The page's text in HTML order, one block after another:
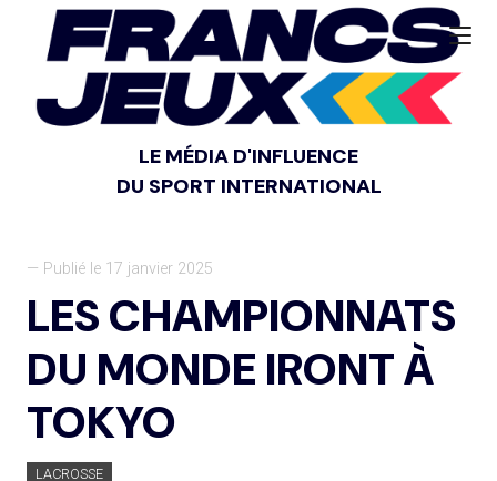
LE MÉDIA D'INFLUENCE
DU SPORT INTERNATIONAL
— Publié le 17 janvier 2025
LES CHAMPIONNATS
DU MONDE IRONT À
TOKYO
LACROSSE